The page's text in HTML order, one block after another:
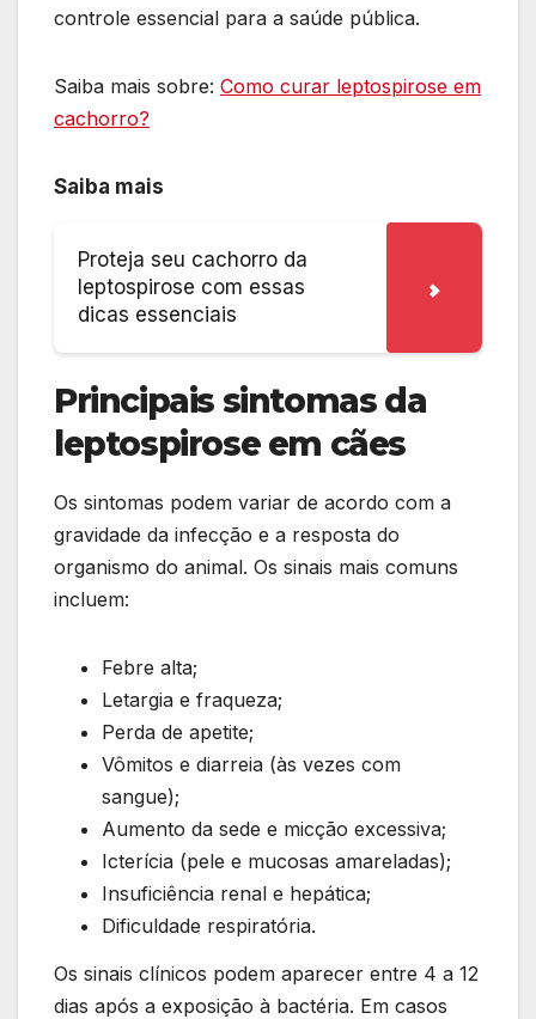
controle essencial para a saúde pública.
Saiba mais sobre: Como curar leptospirose em
cachorro?
Saiba mais
Proteja seu cachorro da
leptospirose com essas
dicas essenciais
Principais sintomas da
leptospirose em cães
Os sintomas podem variar de acordo com a
gravidade da infecção e a resposta do
organismo do animal. Os sinais mais comuns
incluem:
Febre alta;
Letargia e fraqueza;
Perda de apetite;
Vômitos e diarreia (às vezes com
sangue);
Aumento da sede e micção excessiva;
Icterícia (pele e mucosas amareladas);
Insuficiência renal e hepática;
Dificuldade respiratória.
Os sinais clínicos podem aparecer entre 4 a 12
dias após a exposição à bactéria. Em casos